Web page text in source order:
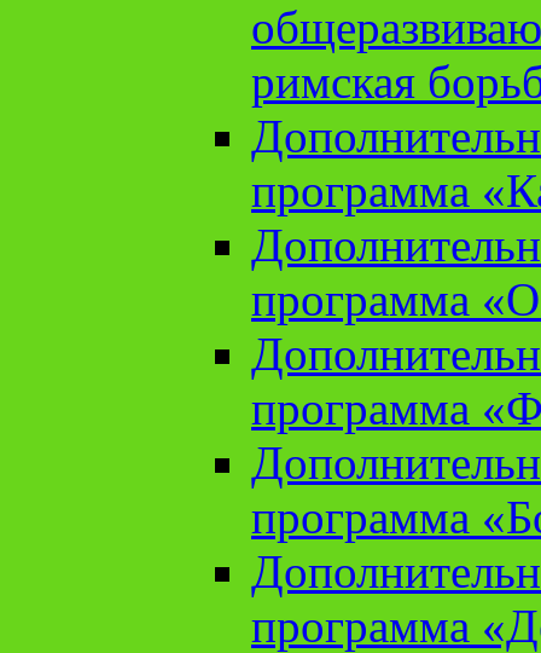
римская
программа
программа
программа
программа
программа